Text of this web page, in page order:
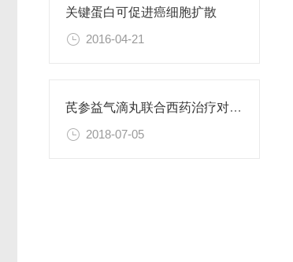
关键蛋白可促进癌细胞扩散
2016-04-21
芪参益气滴丸联合西药治疗对稳定型心绞痛患者血清抵抗素水平的影响
2018-07-05